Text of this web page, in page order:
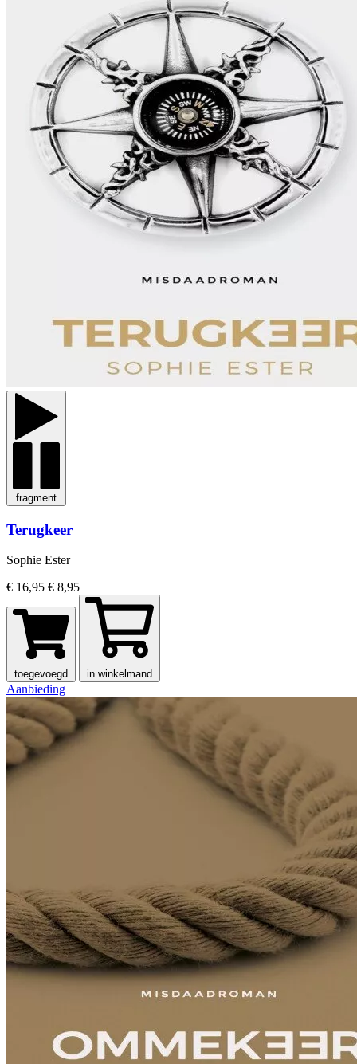
fragment
Terugkeer
Sophie Ester
€ 16,95 € 8,95
toegevoegd in winkelmand
Aanbieding